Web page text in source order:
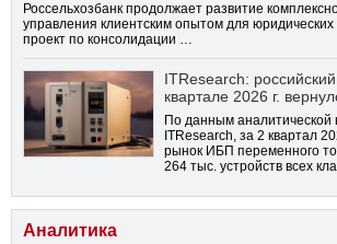
Россельхозбанк продолжает развитие
управления клиентским опытом для
проект по консолидации …
ITResearch:
квартале 2026 г.
По данным аналитической
ITResearch, за 2 квартал
рынок ИБП переменного
264 тыс. устройств всех
Аналитика